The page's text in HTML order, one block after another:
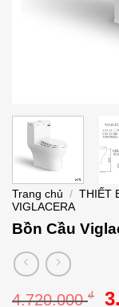
Trang chủ / THIẾT
VIGLACERA
Bồn Cầu
4.720.000₫